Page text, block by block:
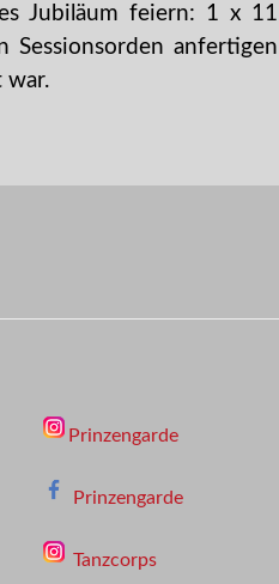
Jubiläum feiern: 1 x 11
Sessionsorden anfertigen
war.
Prinzengarde
Prinzengarde
Tanzcorps